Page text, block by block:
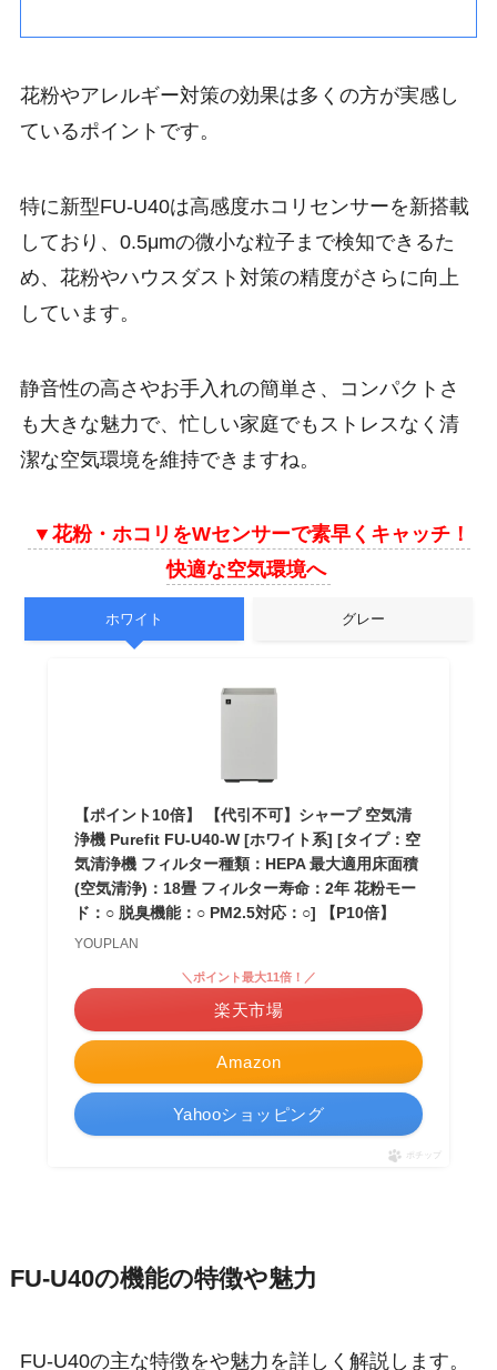
花粉やアレルギー対策の効果は多くの方が実感し
ているポイントです。
特に新型FU-U40は高感度ホコリセンサーを新搭載
しており、0.5μmの微小な粒子まで検知できるた
め、花粉やハウスダスト対策の精度がさらに向上
しています。
静音性の高さやお手入れの簡単さ、コンパクトさ
も大きな魅力で、忙しい家庭でもストレスなく清
潔な空気環境を維持できますね。
▼ 花粉・ホコリをWセンサーで素早くキャッチ！
快適な空気環境へ
ホワイト グレー
【ポイント10倍】 【代引不可】シャープ 空気清
浄機 Purefit FU-U40-W [ホワイト系] [タイプ：空
気清浄機 フィルター種類：HEPA 最大適用床面積
(空気清浄)：18畳 フィルター寿命：2年 花粉モー
ド：○ 脱臭機能：○ PM2.5対応：○] 【P10倍】
YOUPLAN
Amazon
＼ポイント最大11倍！／
楽天市場
Yahooショッピング
ポチップ
FU-U40の機能の特徴や魅力
FU-U40の主な特徴をや魅力を詳しく解説します。